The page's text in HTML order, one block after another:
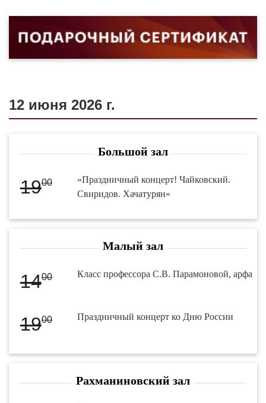
12 июня 2026 г.
Большой зал
1900
«Праздничный концерт! Чайковский.
Свиридов. Хачатурян»
Малый зал
1400 Класс профессора С.В. Парамоновой, арфа
1900 Праздничный концерт ко Дню России
Рахманиновский зал